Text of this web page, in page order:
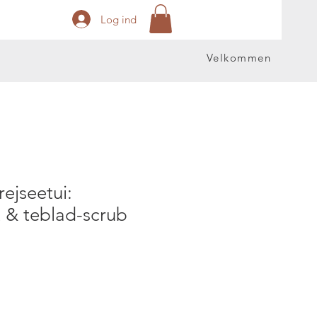
Log ind
Velkommen
& teblad-scrub